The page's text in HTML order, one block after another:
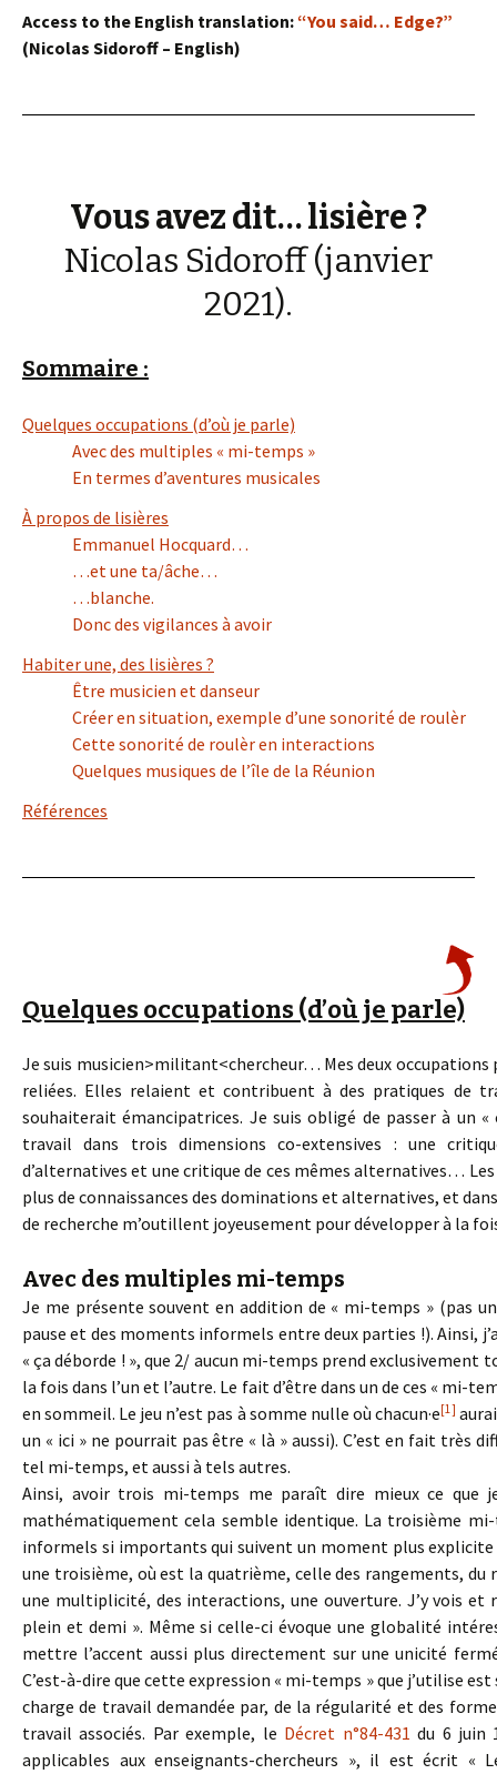
Access to the English translation:“You said… Edge?”
(Nicolas Sidoroff – English)
Vous avez dit… lisière ?
Nicolas Sidoroff (janvier
2021).
Sommaire :
Quelques occupations (d’où je parle)
Avec des multiples « mi-temps »
En termes d’aventures musicales
À propos de lisières
Emmanuel Hocquard…
…et une ta/âche…
…blanche.
Donc des vigilances à avoir
Habiter une, des lisières ?
Être musicien et danseur
Créer en situation, exemple d’une sonorité de roulèr
Cette sonorité de roulèr en interactions
Quelques musiques de l’île de la Réunion
Références
Quelques occupations (d’où je parle)
Je suis musicien>militant<chercheur… Mes deux
reliées. Elles relaient et contribuent à des pratiques de
souhaiterait émancipatrices. Je suis obligé de passer à un
travail dans trois dimensions co-extensives : une
d’alternatives et une critique de ces mêmes alternatives…
plus de connaissances des dominations et alternatives, et
de recherche m’outillent joyeusement pour développer à la
Avec des multiples mi-temps
Je me présente souvent en addition de « mi-temps » (pas
pause et des moments informels entre deux parties !). Ainsi,
« ça déborde ! », que 2/ aucun mi-temps prend
la fois dans l’un et l’autre. Le fait d’être dans un de ces « mi-
en sommeil. Le jeu n’est pas à somme nulle où chacun·e[1]
un « ici » ne pourrait pas être « là » aussi). C’est en fait très
tel mi-temps, et aussi à tels autres.
Ainsi, avoir trois mi-temps me paraît dire mieux ce que
mathématiquement cela semble identique. La troisième
informels si importants qui suivent un moment plus
une troisième, où est la quatrième, celle des rangements, du
une multiplicité, des interactions, une ouverture. J’y vois
plein et demi ». Même si celle-ci évoque une globalité
mettre l’accent aussi plus directement sur une unicité
C’est-à-dire que cette expression « mi-temps » que j’utilise
charge de travail demandée par, de la régularité et des
travail associés. Par exemple, le Décret n°84-431 du 6 juin
applicables aux enseignants-chercheurs », il est écrit «